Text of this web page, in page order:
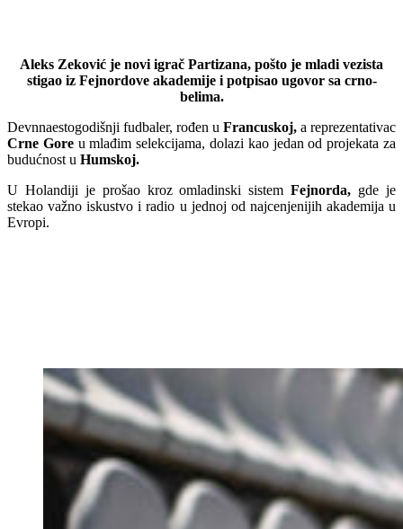
Aleks Zeković je novi igrač Partizana, pošto je mladi vezista
stigao iz Fejnordove akademije i potpisao ugovor sa crno-
belima.
Devnnaestogodišnji fudbaler, rođen u Francuskoj, a reprezentativac
Crne Goreu mlađim selekcijama, dolazi kao jedan od projekata za
budućnost u Humskoj.
U Holandiji je prošao kroz omladinski sistemFejnorda, gde je
stekao važno iskustvo i radio u jednoj od najcenjenijih akademija u
Evropi.